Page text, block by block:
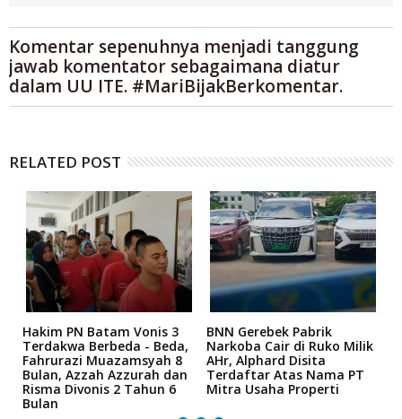
Komentar sepenuhnya menjadi tanggung
jawab komentator sebagaimana diatur
dalam UU ITE. #MariBijakBerkomentar.
RELATED POST
Hakim PN Batam Vonis 3
Terdakwa Berbeda - Beda,
Fahrurazi Muazamsyah 8
Bulan, Azzah Azzurah dan
Risma Divonis 2 Tahun 6
Bulan
BNN Gerebek Pabrik
Narkoba Cair di Ruko Milik
AHr, Alphard Disita
Terdaftar Atas Nama PT
Mitra Usaha Properti